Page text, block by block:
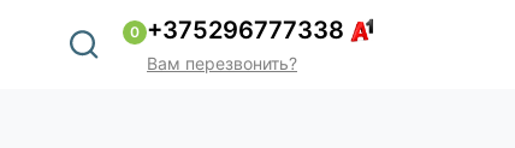
0 +375296777338
Вам перезвонить?